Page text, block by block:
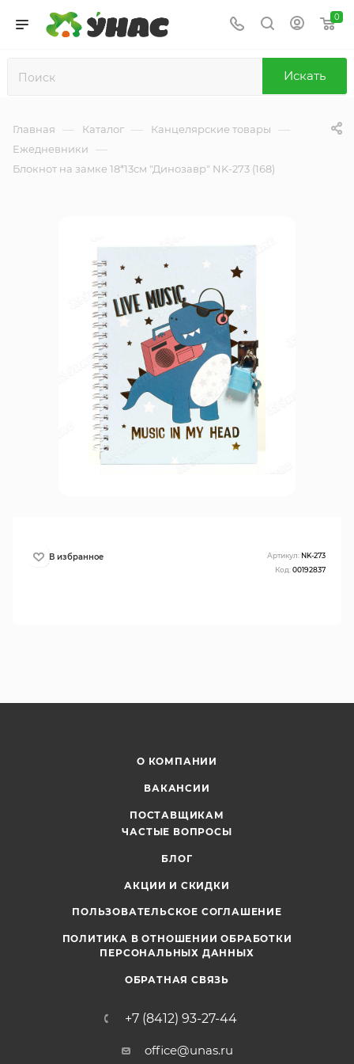
0
Искать
Главная — Каталог — Канцелярские товары —
Ежедневники —
Блокнот на замке 18*13см "Динозавр" NK-273 (168)
Артикул: NK-273
Код:00192837
О КОМПАНИИ
ВАКАНСИИ
ПОСТАВЩИКАМ
ЧАСТЫЕ ВОПРОСЫ
БЛОГ
АКЦИИ И СКИДКИ
ПОЛЬЗОВАТЕЛЬСКОЕ СОГЛАШЕНИЕ
ПОЛИТИКА В ОТНОШЕНИИ ОБРАБОТКИ
ПЕРСОНАЛЬНЫХ ДАННЫХ
ОБРАТНАЯ СВЯЗЬ
+7 (8412) 93-27-44
office@unas.ru